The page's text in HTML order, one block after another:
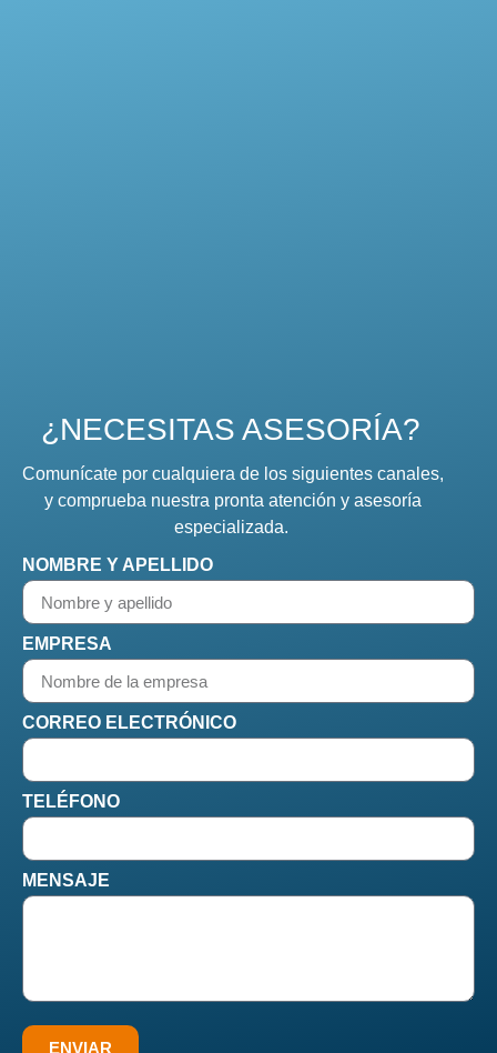
¿NECESITAS ASESORÍA?
Comunícate por cualquiera de los siguientes canales,
y comprueba nuestra pronta atención y asesoría
especializada.
NOMBRE Y APELLIDO
EMPRESA
CORREO ELECTRÓNICO
TELÉFONO
MENSAJE
ENVIAR